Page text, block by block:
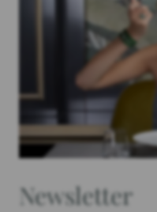
Newsletter